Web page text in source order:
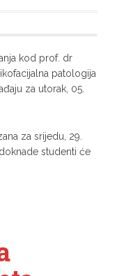
kod prof. dr
patologija
za utorak, 05.
za srijedu, 29.
studenti će